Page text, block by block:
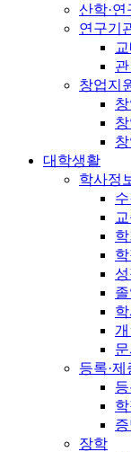
산학·연
연구기
창업지
대학생활
학사정
등록·제
장학